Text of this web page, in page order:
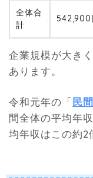
全体合
計
542,900
企業規模が大き
あります。
令和元年の「民
間全体の平均年
均年収はこの約2